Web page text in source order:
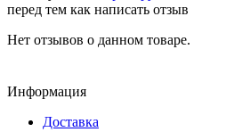
перед тем как написать отзыв
Нет отзывов о данном товаре.
Информация
Доставка